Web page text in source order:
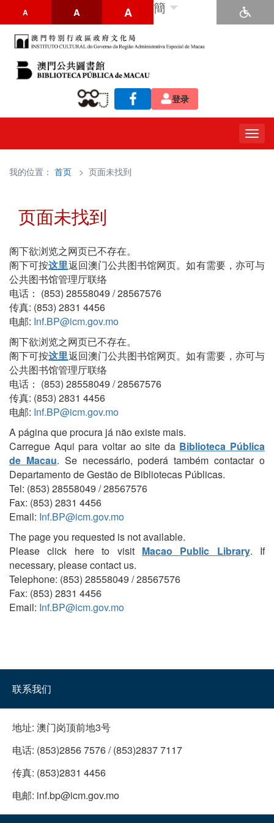
A A A 簡
登录
我的位置： 首页 > 页面未找到
页面未找到
阁下欲浏览之网页已不存在。
阁下可按这里返回澳门公共图书馆网页。如有需要，亦可与
公共图书馆管理厅联络
电话： (853) 28558049 / 28567576
传真: (853) 2831 4456
电邮: Inf.BP@icm.gov.mo
阁下欲浏览之网页已不存在。
阁下可按这里返回澳门公共图书馆网页。如有需要，亦可与
公共图书馆管理厅联络
电话： (853) 28558049 / 28567576
传真: (853) 2831 4456
电邮: Inf.BP@icm.gov.mo
A página que procura já não existe mais.
Carregue Aqui para voltar ao site da Biblioteca Pública
de Macau. Se necessário, poderá também contactar o
Departamento de Gestão de Bibliotecas Públicas.
Tel: (853) 28558049 / 28567576
Fax: (853) 2831 4456
Email: Inf.BP@icm.gov.mo
The page you requested is not available.
Please click here to visit Macao Public Library. If
necessary, please contact us.
Telephone: (853) 28558049 / 28567576
Fax: (853) 2831 4456
Email: Inf.BP@icm.gov.mo
联系我们
地址: 澳门岗顶前地3号
电话: (853)2856 7576 / (853)2837 7117
传真: (853)2831 4456
电邮: inf.bp@icm.gov.mo